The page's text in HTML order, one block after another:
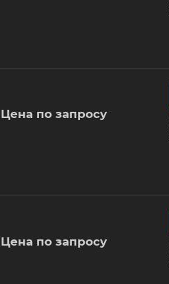
Цена по запросу
Цена по запросу